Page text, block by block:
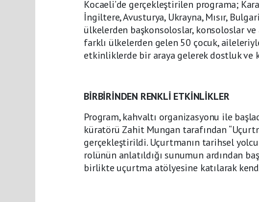
Kocaeli’de gerçekleştirilen programa;
İngiltere, Avusturya, Ukrayna, Mısır,
ülkelerden başkonsoloslar, konsoloslar ve
farklı ülkelerden gelen 50 çocuk,
etkinliklerde bir araya gelerek dostluk ve
BİRBİRİNDEN RENKLİ ETKİNLİKLER
Program, kahvaltı organizasyonu ile
küratörü Zahit Mungan tarafından
gerçekleştirildi. Uçurtmanın tarihsel
rolünün anlatıldığı sunumun ardından
birlikte uçurtma atölyesine katılarak